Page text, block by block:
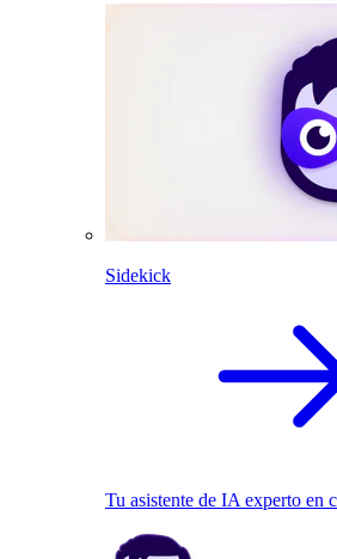
Sidekick
Tu asistente de IA experto en